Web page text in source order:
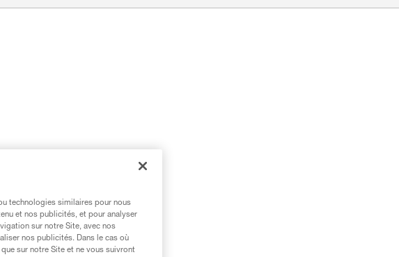
de
avec
technologies similaires pour nous
et nos publicités, et pour analyser
sur notre Site, avec nos
nos publicités. Dans le cas où
sur notre Site et ne vous suivront